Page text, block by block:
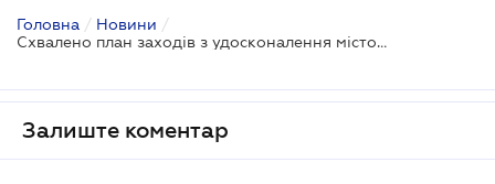
Головна / Новини /
Схвалено план заходів з удосконалення містобудування
Залиште коментар